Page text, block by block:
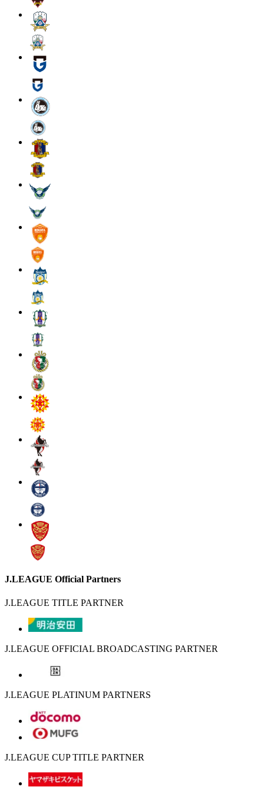
J.LEAGUE Official Partners
J.LEAGUE TITLE PARTNER
J.LEAGUE OFFICIAL BROADCASTING PARTNER
J.LEAGUE PLATINUM PARTNERS
J.LEAGUE CUP TITLE PARTNER